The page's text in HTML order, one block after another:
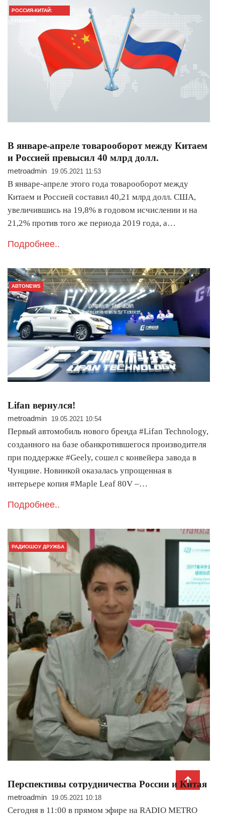
РОССИЯ-КИТАЙ:
ГЛАВНОЕ
В январе-апреле товарооборот между Китаем
и Россией превысил 40 млрд долл.
metroadmin 19.05.2021 11:53
В январе-апреле этого года товарооборот между
Китаем и Россией составил 40,21 млрд долл. США,
увеличившись на 19,8% в годовом исчислении и на
21,2% против того же периода 2019 года, а…
Подробнее..
АВТОNEWS
Lifan вернулся!
metroadmin 19.05.2021 10:54
Первый автомобиль нового бренда #Lifan Technology,
созданного на базе обанкротившегося производителя
при поддержке #Geely, сошел с конвейера завода в
Чунцине. Новинкой оказалась упрощенная в
интерьере копия #Maple Leaf 80V –…
Подробнее..
РАДИОШОУ ДРУЖБА
Перспективы сотрудничества России и Китая
metroadmin 19.05.2021 10:18
Сегодня в 11:00 в прямом эфире на RADIO METRO